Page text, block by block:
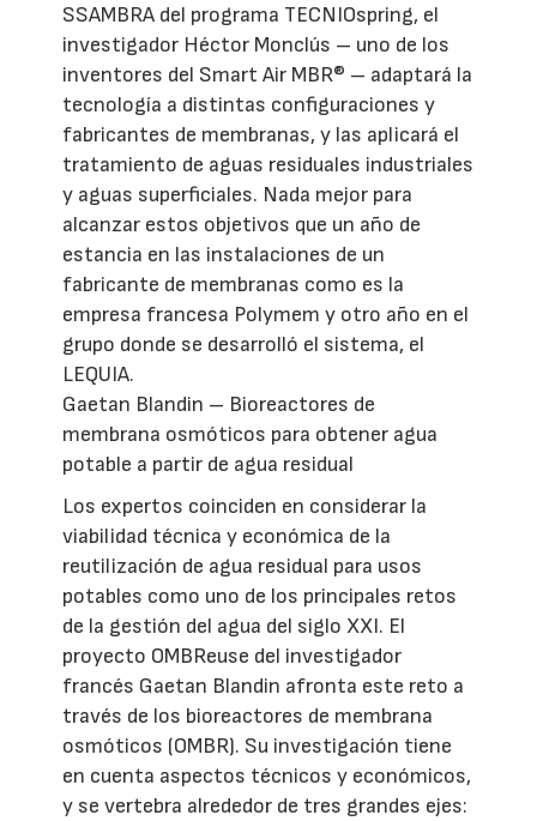
SSAMBRA del programa TECNIOspring, el
investigador Héctor Monclús – uno de los
inventores del Smart Air MBR® – adaptará la
tecnología a distintas configuraciones y
fabricantes de membranas, y las aplicará el
tratamiento de aguas residuales industriales
y aguas superficiales. Nada mejor para
alcanzar estos objetivos que un año de
estancia en las instalaciones de un
fabricante de membranas como es la
empresa francesa Polymem y otro año en el
grupo donde se desarrolló el sistema, el
LEQUIA.
Gaetan Blandin – Bioreactores de
membrana osmóticos para obtener agua
potable a partir de agua residual
Los expertos coinciden en considerar la
viabilidad técnica y económica de la
reutilización de agua residual para usos
potables como uno de los principales retos
de la gestión del agua del siglo XXI. El
proyecto OMBReuse del investigador
francés Gaetan Blandin afronta este reto a
través de los bioreactores de membrana
osmóticos (OMBR). Su investigación tiene
en cuenta aspectos técnicos y económicos,
y se vertebra alrededor de tres grandes ejes: